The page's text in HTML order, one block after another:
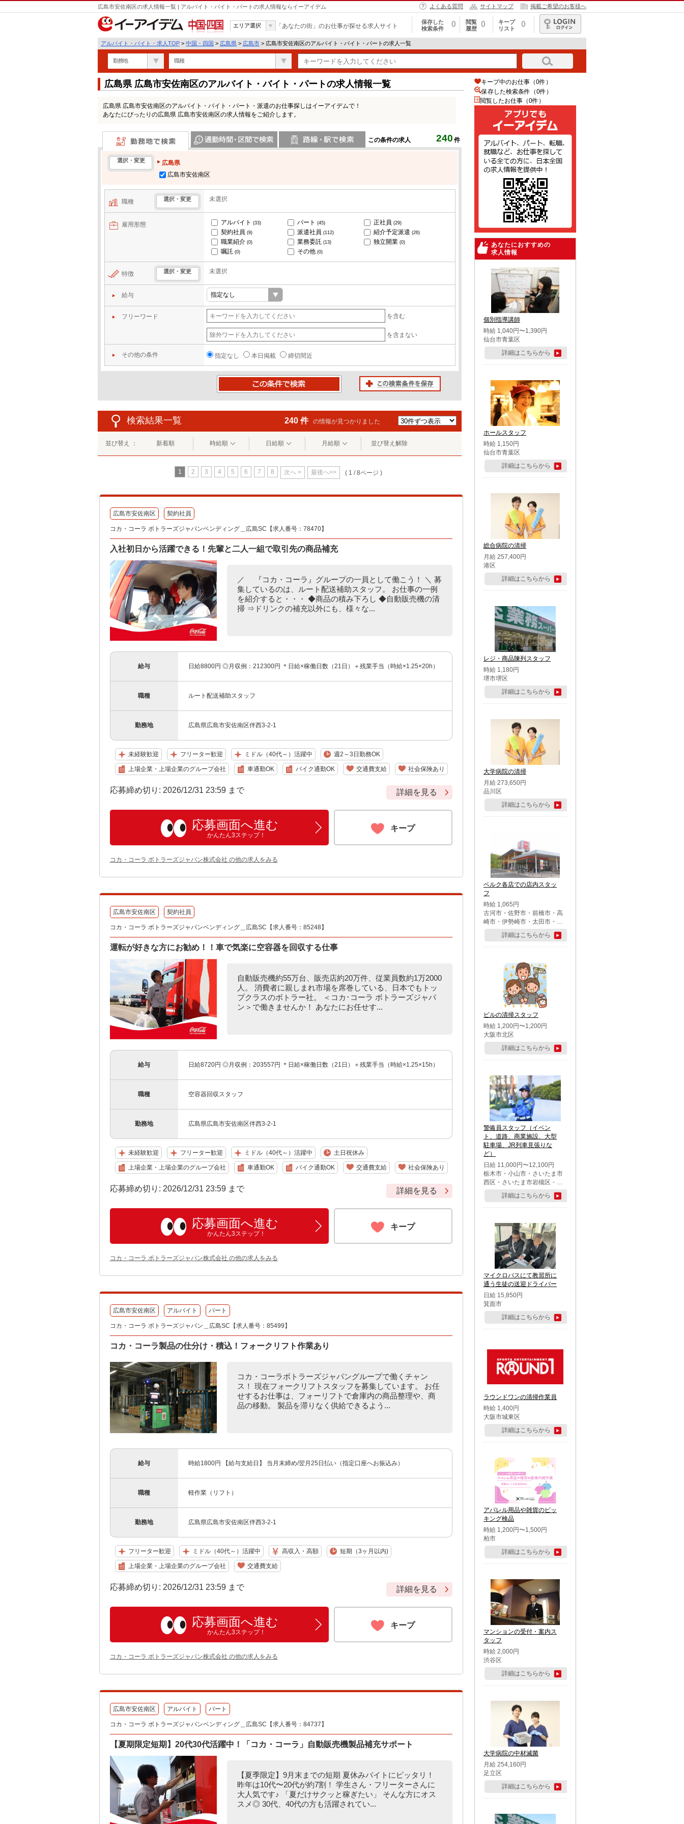
広島市安佐南区の求人情報一覧 | アルバイト・バイト・パートの求人情報ならイーアイデム よくある質問 サイトマップ 掲載ご希望のお客様へ
中国・四国
エリア選択 「あなたの街」のお仕事が探せる求人サイト
保存した
検索条件
0
閲覧
履歴
0
キープ
リスト
0
ログイン
アルバイト・バイト・求人TOP > 中国・四国 > 広島県 > 広島市 > 広島市安佐南区のアルバイト・バイト・パートの求人一覧
勤務地 職種
広島県 広島市安佐南区のアルバイト・バイト・パートの求人情報一覧
広島県 広島市安佐南区のアルバイト・バイト・パート・派遣のお仕事探しはイーアイデムで！
あなたにぴったりの広島県 広島市安佐南区の求人情報をご紹介します。
この条件の求人 240 件
勤務地で検索
選択・変更
広島県
広島市安佐南区
職種 選択・変更 未選択
雇用形態 アルバイト (33) パート (45) 正社員 (29)
契約社員 (9) 派遣社員 (112) 紹介予定派遣 (26)
職業紹介 (0) 業務委託 (13) 独立開業 (0)
嘱託 (0) その他 (0)
特徴 選択・変更 未選択
給与
フリーワード を含む
を含まない
その他の条件 指定なし 本日掲載 締切間近
検索結果一覧 240 件 の情報が見つかりました
並び替え ： 新着順 時給順 日給順 月給順 並び替え解除
1 2 3 4 5 6 7 8 次へ > 最後へ>> ( 1 / 8ページ )
広島市安佐南区 契約社員
コカ・コーラ ボトラーズジャパンベンディング＿広島SC【求人番号：78470】
入社初日から活躍できる！先輩と二人一組で取引先の商品補充
／ 『コカ・コーラ』グループの一員として働こう！ ＼ 募
集しているのは、ルート配送補助スタッフ。 お仕事の一例
を紹介すると・・・ ◆商品の積み下ろし ◆自動販売機の清
掃 ⇒ドリンクの補充以外にも、様々な...
給与 日給8800円 ◎月収例：212300円 ＊日給×稼働日数（21日）＋残業手当（時給×1.25×20h）
職種 ルート配送補助スタッフ
勤務地 広島県広島市安佐南区伴西3-2-1
未経験歓迎 フリーター歓迎 ミドル（40代～）活躍中 週2～3日勤務OK
上場企業・上場企業のグループ会社 車通勤OK バイク通勤OK 交通費支給 社会保険あり
応募締め切り: 2026/12/31 23:59 まで 詳細を見る
応募画面へ進む
かんたん3ステップ！
キープ
コカ・コーラ ボトラーズジャパン株式会社 の他の求人をみる
広島市安佐南区 契約社員
コカ・コーラ ボトラーズジャパンベンディング＿広島SC【求人番号：85248】
運転が好きな方にお勧め！！車で気楽に空容器を回収する仕事
自動販売機約55万台、販売店約20万件、従業員数約1万2000
人。 消費者に親しまれ市場を席巻している、日本でもトッ
プクラスのボトラー社。 ＜コカ･コーラ ボトラーズジャパ
ン＞で働きませんか！ あなたにお任せす...
給与 日給8720円 ◎月収例：203557円 ＊日給×稼働日数（21日）＋残業手当（時給×1.25×15h）
職種 空容器回収スタッフ
勤務地 広島県広島市安佐南区伴西3-2-1
未経験歓迎 フリーター歓迎 ミドル（40代～）活躍中 土日祝休み
上場企業・上場企業のグループ会社 車通勤OK バイク通勤OK 交通費支給 社会保険あり
応募締め切り: 2026/12/31 23:59 まで 詳細を見る
応募画面へ進む
かんたん3ステップ！
キープ
コカ・コーラ ボトラーズジャパン株式会社 の他の求人をみる
広島市安佐南区 アルバイト パート
コカ・コーラ ボトラーズジャパン＿広島SC【求人番号：85499】
コカ・コーラ製品の仕分け・積込！フォークリフト作業あり
コカ・コーラボトラーズジャパングループで働くチャン
ス！ 現在フォークリフトスタッフを募集しています。 お任
せするお仕事は、フォーリフトで倉庫内の商品整理や、商
品の移動。 製品を滞りなく供給できるよう...
給与 時給1800円 【給与支給日】 当月末締め/翌月25日払い（指定口座へお振込み）
職種 軽作業（リフト）
勤務地 広島県広島市安佐南区伴西3-2-1
フリーター歓迎 ミドル（40代～）活躍中 高収入・高額 短期（3ヶ月以内)
上場企業・上場企業のグループ会社 交通費支給
応募締め切り: 2026/12/31 23:59 まで 詳細を見る
応募画面へ進む
かんたん3ステップ！
キープ
コカ・コーラ ボトラーズジャパン株式会社 の他の求人をみる
広島市安佐南区 アルバイト パート
コカ・コーラ ボトラーズジャパンベンディング＿広島SC【求人番号：84737】
【夏期限定短期】20代30代活躍中！「コカ・コーラ」自動販売機製品補充サポート
【夏季限定】9月末までの短期 夏休みバイトにピッタリ！
昨年は10代〜20代が約7割！ 学生さん・フリーターさんに
大人気です♪ 「夏だけサクッと稼ぎたい」 そんな方にオス
スメ◎ 30代、40代の方も活躍されてい...
キープ中のお仕事（0件）
保存した検索条件（0件）
閲覧したお仕事（0件）
あなたにおすすめの
求人情報
個別指導講師
時給 1,040円〜1,390円
仙台市青葉区
詳細はこちらから
ホールスタッフ
時給 1,150円
仙台市青葉区
詳細はこちらから
総合病院の清掃
月給 257,400円
港区
詳細はこちらから
レジ・商品陳列スタッフ
時給 1,180円
堺市堺区
詳細はこちらから
大学病院の清掃
月給 273,650円
品川区
詳細はこちらから
ベルク各店での店内スタッ
フ
時給 1,065円
古河市・佐野市・前橋市・高
崎市・伊勢崎市・太田市・館
林市・藤岡市・大泉町・さい
たま市北区・川越市・熊谷
市・行田市・秩父市・所沢
市・鶴ケ島市・千葉市中央
区・市川市・松戸市・習志野
市・柏市・流山市・八千代
市・足立区・江戸川区・八王
子市・町田市
詳細はこちらから
ビルの清掃スタッフ
時給 1,200円〜1,200円
大阪市北区
詳細はこちらから
警備員スタッフ（イベン
ト、道路、商業施設、大型
駐車場、JR列車見張りな
ど）
日給 11,000円〜12,100円
栃木市・小山市・さいたま市
西区・さいたま市岩槻区・久
喜市・蓮田市
詳細はこちらから
マイクロバスにて教習所に
通う生徒の送迎ドライバー
日給 15,850円
箕面市
詳細はこちらから
ラウンドワンの清掃作業員
時給 1,400円
大阪市城東区
詳細はこちらから
アパレル用品や雑貨のピッ
キング検品
時給 1,200円〜1,500円
柏市
詳細はこちらから
マンションの受付・案内ス
タッフ
時給 2,000円
渋谷区
詳細はこちらから
大学病院の中材滅菌
月給 254,160円
足立区
詳細はこちらから